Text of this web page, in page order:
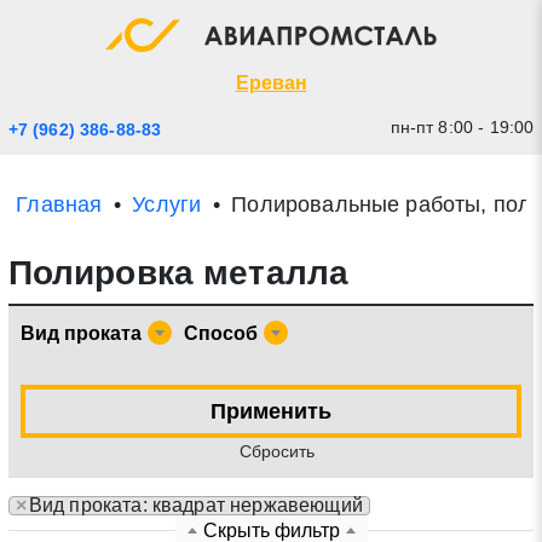
Ереван
+7 (962) 386-88-83 пн-пт 8:00 - 19:00
Главная Услуги Полировальные работы,
Полировка металла
Вид проката Способ
Применить
Cбросить
× Вид проката: квадрат нержавеющий
Скрыть фильтр
Экспресс заявка
* - обязательные поля для заполнения
Прикрепить файл (до 20 mb)
Отправить заявку